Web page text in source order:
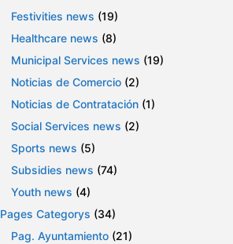
Festivities news (19)
Healthcare news (8)
Municipal Services news (19)
Noticias de Comercio (2)
Noticias de Contratación (1)
Social Services news (2)
Sports news (5)
Subsidies news (74)
Youth news (4)
Pages Categorys (34)
Pag. Ayuntamiento (21)